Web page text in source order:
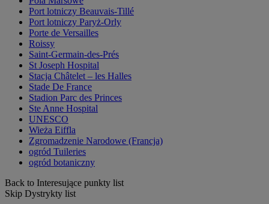
Port lotniczy Beauvais-Tillé
Port lotniczy Paryż-Orly
Porte de Versailles
Roissy
Saint-Germain-des-Prés
St Joseph Hospital
Stacja Châtelet – les Halles
Stade De France
Stadion Parc des Princes
Ste Anne Hospital
UNESCO
Wieża Eiffla
Zgromadzenie Narodowe (Francja)
ogród Tuileries
ogród botaniczny
Back to Interesujące punkty list
Skip Dystrykty list